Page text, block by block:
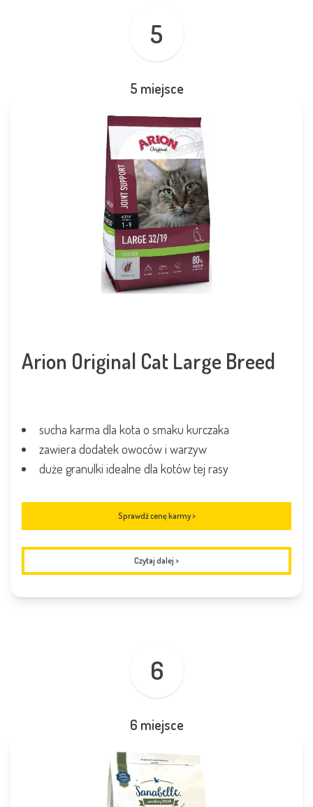
5
5 miejsce
Arion Original Cat Large Breed
sucha karma dla kota o smaku kurczaka
zawiera dodatek owoców i warzyw
duże granulki idealne dla kotów tej rasy
Sprawdź cenę karmy >
Czytaj dalej >
6
6 miejsce